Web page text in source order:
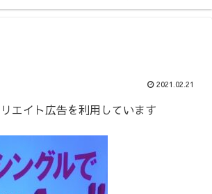
2021.02.21
エイト広告を利用しています